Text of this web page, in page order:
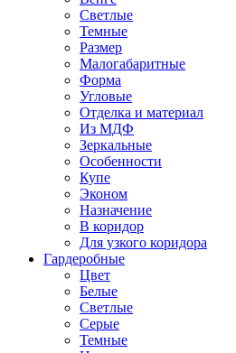
Светлые
Темные
Размер
Малогабаритные
Форма
Угловые
Отделка и материал
Из МДФ
Зеркальные
Особенности
Купе
Эконом
Назначение
В коридор
Для узкого коридора
Гардеробные
Цвет
Белые
Светлые
Серые
Темные